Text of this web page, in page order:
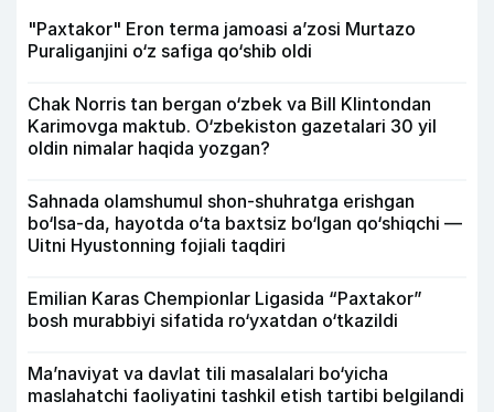
"Paxtakor" Eron terma jamoasi a’zosi Murtazo
Puraliganjini o‘z safiga qo‘shib oldi
Chak Norris tan bergan o‘zbek va Bill Klintondan
Karimovga maktub. O‘zbekiston gazetalari 30 yil
oldin nimalar haqida yozgan?
Sahnada olamshumul shon-shuhratga erishgan
bo‘lsa-da, hayotda o‘ta baxtsiz bo‘lgan qo‘shiqchi —
Uitni Hyustonning fojiali taqdiri
Emilian Karas Chempionlar Ligasida “Paxtakor”
bosh murabbiyi sifatida ro‘yxatdan o‘tkazildi
Ma’naviyat va davlat tili masalalari bo‘yicha
maslahatchi faoliyatini tashkil etish tartibi belgilandi